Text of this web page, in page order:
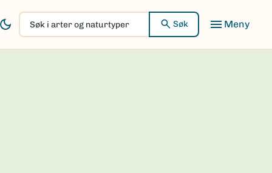
Søk
i
arter
Søk